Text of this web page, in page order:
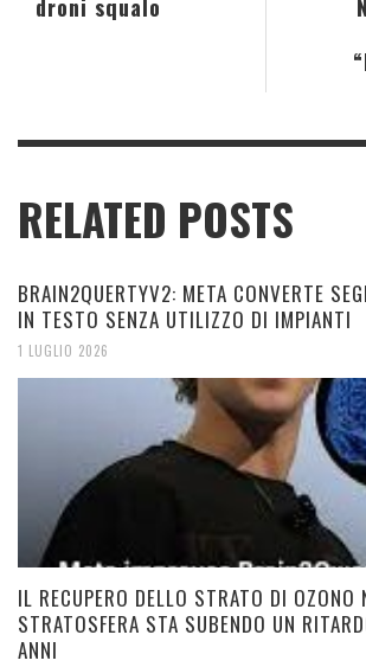
droni squalo
RELATED POSTS
BRAIN2QUERTYV2: META CONVERTE
IN TESTO SENZA UTILIZZO DI IMPIANTI
1 LUGLIO 2026
IL RECUPERO DELLO STRATO DI OZONO
STRATOSFERA STA SUBENDO UN
ANNI